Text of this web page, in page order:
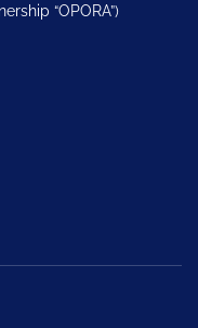
“OPORA”)